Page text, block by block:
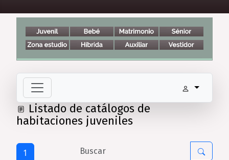
Listado de catálogos de
habitaciones juveniles
1